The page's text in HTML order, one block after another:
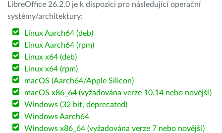
LibreOffice 26.2.0 je k dispozici pro následující operační
systémy/architektury:
Linux Aarch64 (deb)
Linux Aarch64 (rpm)
Linux x64 (deb)
Linux x64 (rpm)
macOS (Aarch64/Apple Silicon)
macOS x86_64 (vyžadována verze 10.14 nebo novější)
Windows (32 bit, deprecated)
Windows Aarch64
Windows x86_64 (vyžadována verze 7 nebo novější)